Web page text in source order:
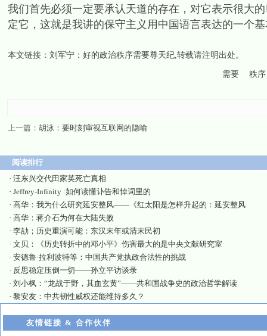
我们首先必须一定要承认天道的存在，对它表示很大
定它，这就是我讲的保守主义用中国语言表达的一个
本文链接： 刘军宁：好的政治秩序需要尊天纪,转载请注明出处。
需要 秩序
上一篇： 胡泳：要时刻审视互联网的隐喻
阅读排行
· 汪东兴交代田家英死亡真相
· Jeffrey-Infinity :如何读懂讣告和悼词里的
· 高华：我为什么研究延安整风——《红太阳是怎样升起的：延安整风
· 高华：蒋介石为何在大陆失败
· 李劼；历史重演可能：东汉末年或清末民初
· 文贝：《历史转折中的邓小平》伤害最大的是中央文献研究室
· 安德鲁·拉利波特等：中国共产党执政合法性的挑战
· 反思稳定压倒一切——孙立平访谈录
· 刘小枫：“龙战于野，其血玄黄”——共和国战争史的政治哲学解读
· 黎安友：中共韧性威权还能维持多久？
友情链接 & 合作伙伴